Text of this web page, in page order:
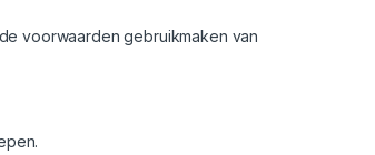
voorwaarden gebruikmaken van